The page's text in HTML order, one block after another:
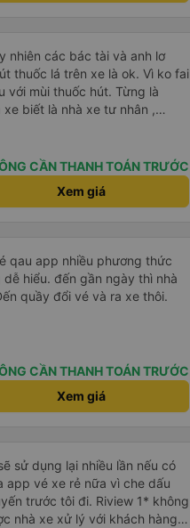
nhiên các bác tài và anh lơ
thuốc lá trên xe là ok. Vì ko fai
với mùi thuốc hút. Từng là
biết là nhà xe tư nhân ,
của Phương Trang Busline, từ
CẦN THANH TOÁN TRƯỚC
Xem giá
qau app nhiều phương thức
hiểu. đến gần ngày thì nhà
quầy đổi vé và ra xe thôi.
CẦN THANH TOÁN TRƯỚC
Xem giá
sử dụng lại nhiều lần nếu có
app vé xe rẻ nữa vì che dấu
trước tôi đi. Riview 1* không
nhà xe xử lý với khách hàng”